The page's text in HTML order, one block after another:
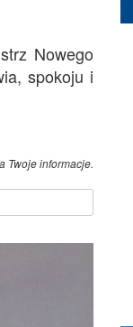
Nowego
spokoju i
Twoje informacje.